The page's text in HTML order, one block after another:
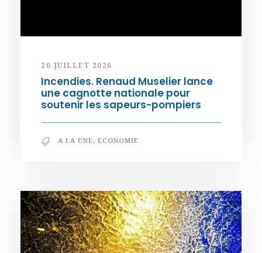
26 JUILLET 2026
Incendies. Renaud Muselier lance
une cagnotte nationale pour
soutenir les sapeurs-pompiers
A LA UNE, ECONOMIE